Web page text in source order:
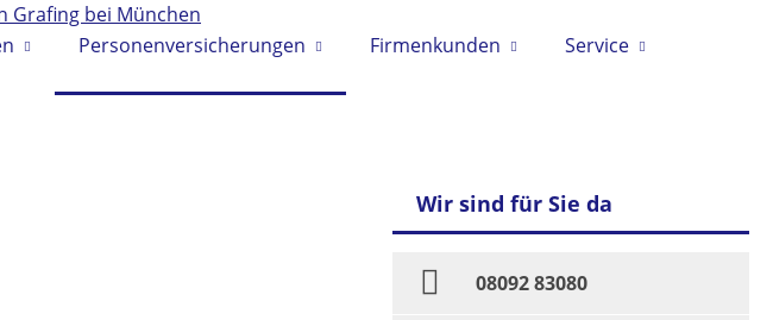
Personenversicherungen Firmenkunden Service
Wir sind für Sie da
08092 83080